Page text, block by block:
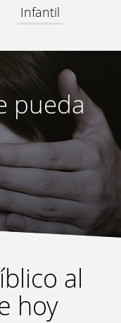
Infantil
pueda
al
hoy